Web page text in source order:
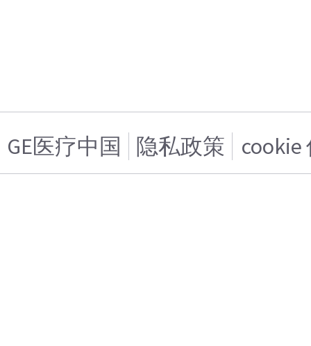
GE医疗中国 隐私政策 cookie